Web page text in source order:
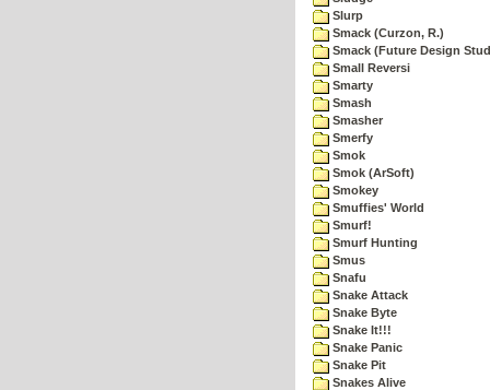
Slurp
Smack (Curzon, R.)
Smack (Future Design
Small Reversi
Smarty
Smash
Smasher
Smerfy
Smok
Smok (ArSoft)
Smokey
Smuffies' World
Smurf!
Smurf Hunting
Smus
Snafu
Snake Attack
Snake Byte
Snake It!!!
Snake Panic
Snake Pit
Snakes Alive